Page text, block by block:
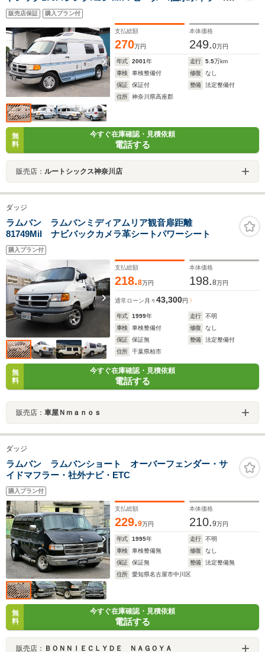
ャワー/トイレ/ツインサブバッテリー/発電機/ルーフエア
コン/ルーフベント/サイドオーニング/リアゲートキャリア
販売店保証 購入プラン付
支払総額
270万円
本体価格
249.0万円
年式 2001年 走行 5.5万km
車検
車検整備付 修復
なし
保証
保証付 整備
法定整備付
住所
神奈川県高座郡
無
料
今すぐ在庫確認・見積依頼
電話する
販売店： ルートシックス神奈川店
ダッジ
ラムバン ラムバンミディアムリア観音扉距離
81749Mil ナビバックカメラ革シートパワーシート
購入プラン付
支払総額
218.8万円
本体価格
198.8万円
通常ローン 月々43,300円
年式 1999年 走行
不明
車検
車検整備付 修復
なし
保証
保証無 整備
法定整備付
住所
千葉県柏市
無
料
今すぐ在庫確認・見積依頼
電話する
販売店： 車屋Ｎｍａｎｏｓ
ダッジ
ラムバン ラムバンショート オーバーフェンダー・サ
イドマフラー・社外ナビ・ETC
購入プラン付
支払総額
229.9万円
本体価格
210.9万円
年式 1995年 走行
不明
車検
車検整備無 修復
なし
保証
保証無 整備
法定整備無
住所
愛知県名古屋市中川区
無
料
今すぐ在庫確認・見積依頼
電話する
販売店： ＢＯＮＮＩＥＣＬＹＤＥ ＮＡＧＯＹＡ